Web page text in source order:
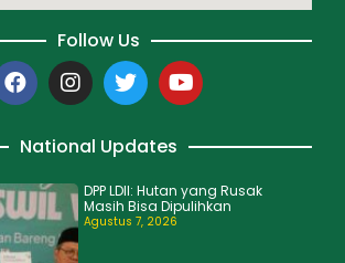
Follow Us
National Updates
DPP LDII: Hutan yang Rusak
Masih Bisa Dipulihkan
Agustus 7, 2026